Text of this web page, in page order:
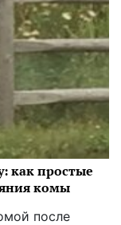
как простые
комы
после